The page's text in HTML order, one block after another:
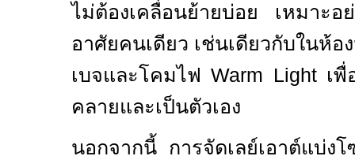
ไม่ต้องเคลื่อนย้ายบ่อย เหมาะอ
อาศัยคนเดียว เช่นเดียวกับในห้
เบจและโคมไฟWarm Light เ
คลายและเป็นตัวเอง
นอกจากนี้ การจัดเลย์เอาต์แบ่ง